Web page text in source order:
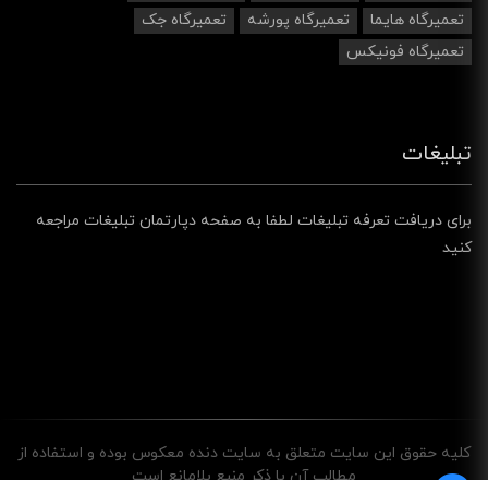
تعمیرگاه هایما
تعمیرگاه پورشه
تعمیرگاه جک
تعمیرگاه فونیکس
تبلیغات
برای دریافت تعرفه تبلیغات لطفا به صفحه دپارتمان تبلیغات مراجعه
کنید
کليه حقوق اين سايت متعلق به سایت دنده معکوس بوده و استفاده از